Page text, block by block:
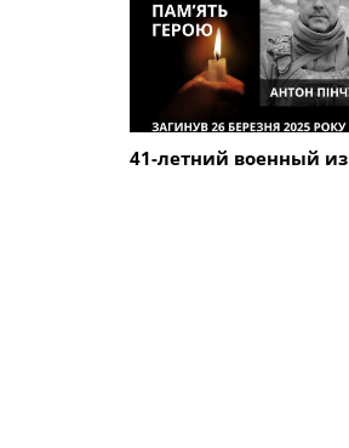
41-летний военный из